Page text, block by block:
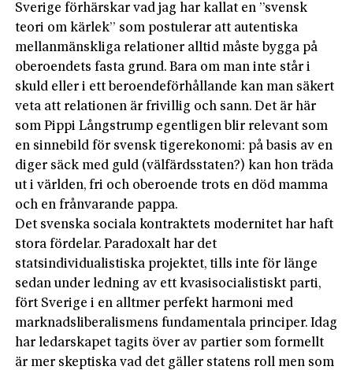
Sverige förhärskar vad jag har kallat en ”svensk
teori om kärlek” som postulerar att autentiska
mellanmänskliga relationer alltid måste bygga på
oberoendets fasta grund. Bara om man inte står i
skuld eller i ett beroendeförhållande kan man säkert
veta att relationen är frivillig och sann. Det är här
som Pippi Långstrump egentligen blir relevant som
en sinnebild för svensk tigerekonomi: på basis av en
diger säck med guld (välfärdsstaten?) kan hon träda
ut i världen, fri och oberoende trots en död mamma
och en frånvarande pappa.
Det svenska sociala kontraktets modernitet har haft
stora fördelar. Paradoxalt har det
statsindividualistiska projektet, tills inte för länge
sedan under ledning av ett kvasisocialistiskt parti,
fört Sverige i en alltmer perfekt harmoni med
marknadsliberalismens fundamentala principer. Idag
har ledarskapet tagits över av partier som formellt
är mer skeptiska vad det gäller statens roll men som